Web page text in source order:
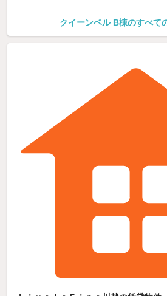
クイーンベル B棟のすべて